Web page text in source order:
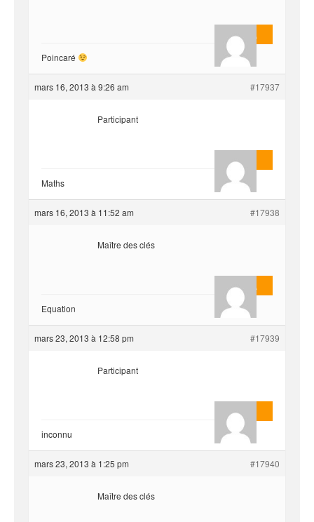
Masterjoa
Poincaré
mars 16, 2013 à 9:26 am #17937
AnlonEvil.
Participant
Maths
mars 16, 2013 à 11:52 am #17938
Masterjoa
Maître des clés
Equation
mars 23, 2013 à 12:58 pm #17939
AnlonEvil.
Participant
inconnu
mars 23, 2013 à 1:25 pm #17940
Maître des clés